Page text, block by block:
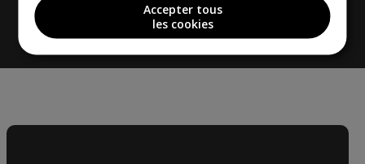
Accepter tous
les cookies